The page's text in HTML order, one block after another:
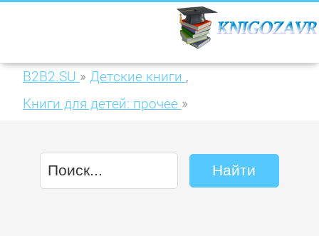
B2B2.SU » Детские книги ,
Книги для детей: прочее »